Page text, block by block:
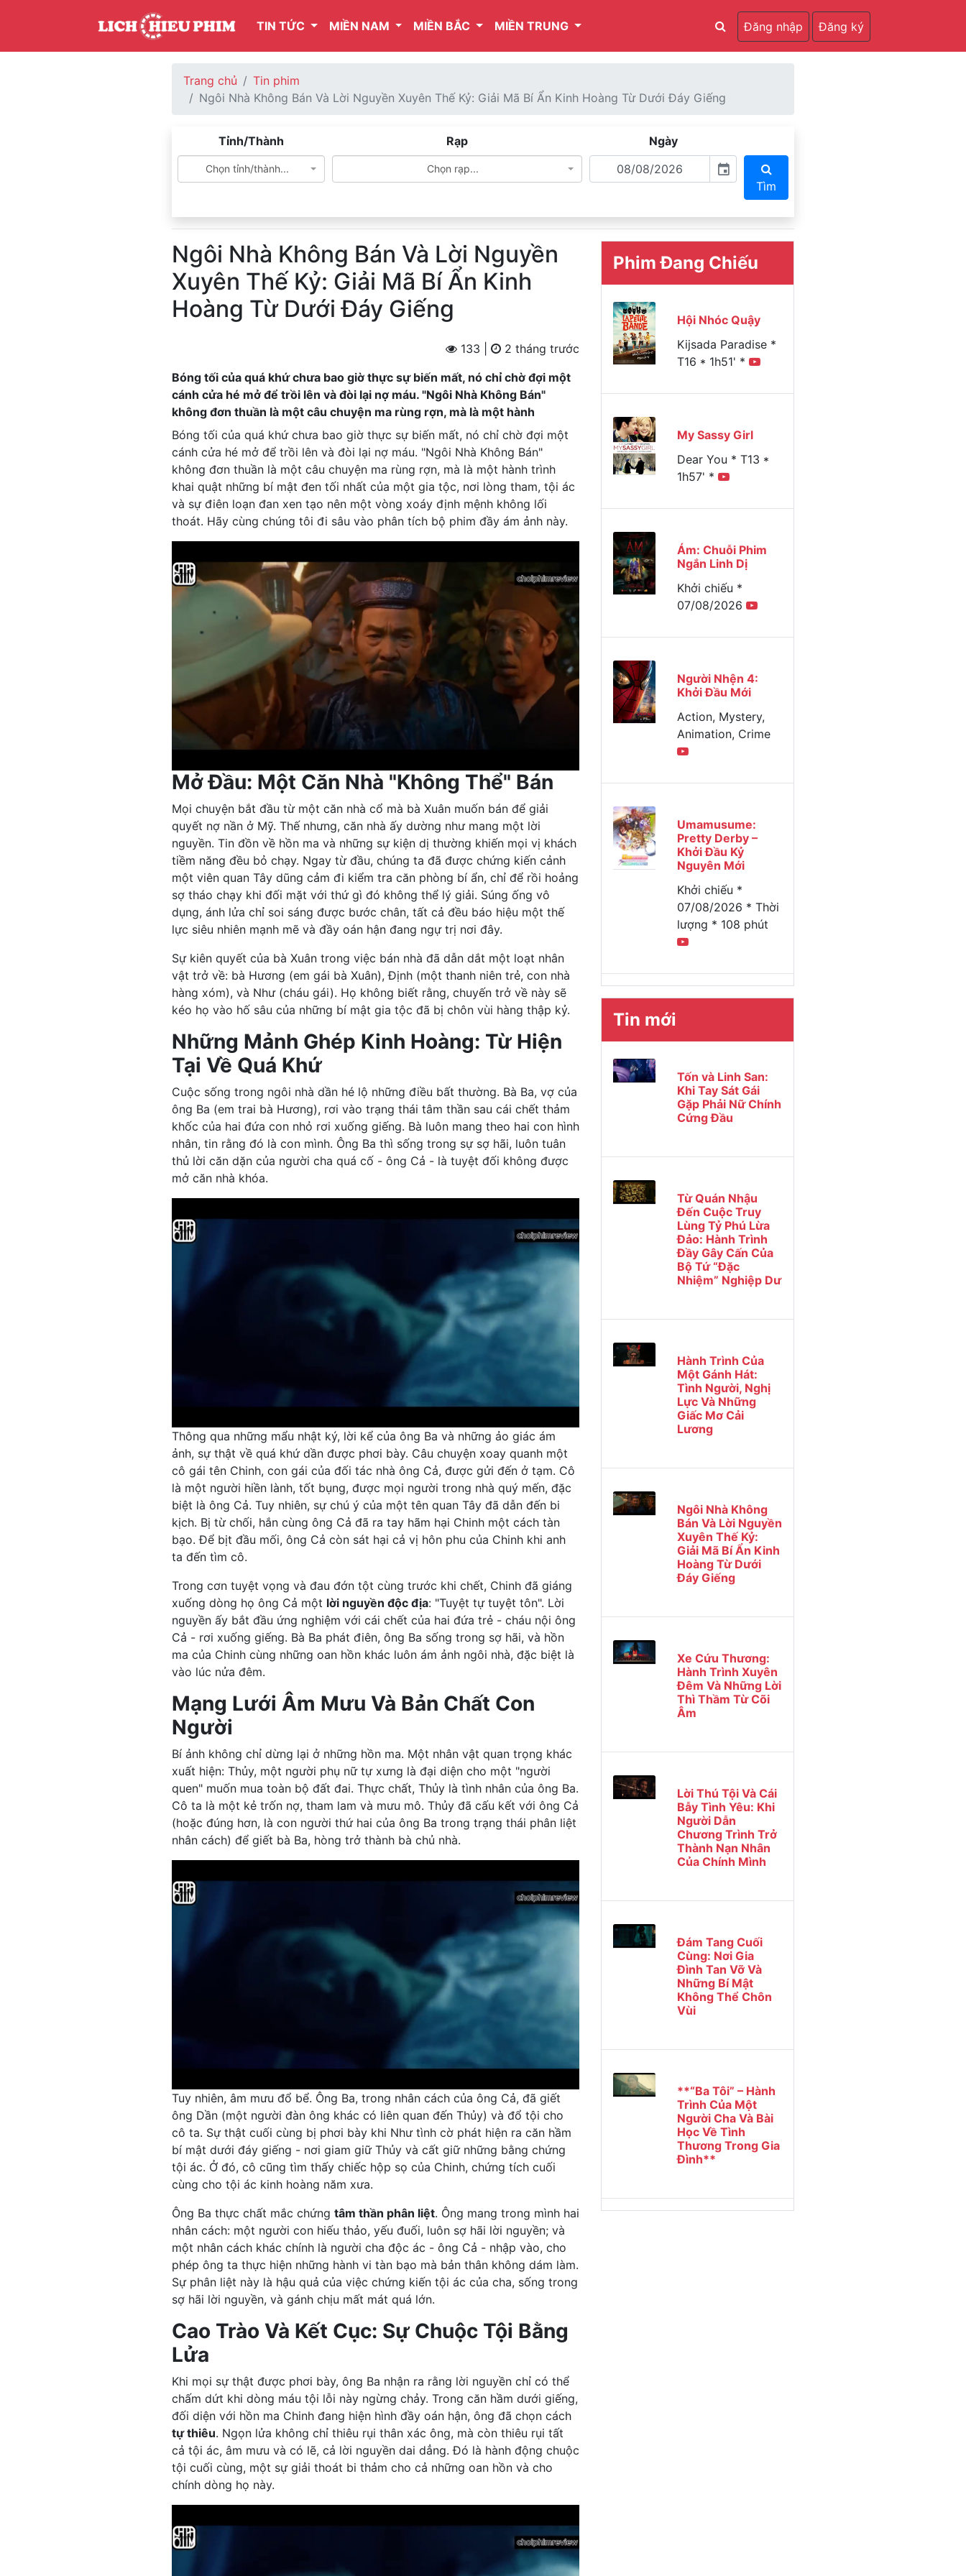
TIN TỨC MIỀN NAM MIỀN BẮC MIỀN TRUNG Đăng nhập Đăng ký
Trang chủ
Tin phim
Ngôi Nhà Không Bán Và Lời Nguyền Xuyên Thế Kỷ: Giải Mã Bí Ẩn Kinh Hoàng Từ Dưới Đáy Giếng
Tỉnh/Thành
Chọn tỉnh/thành...
Rạp
Chọn rạp...
Ngày
event
Tìm
Ngôi Nhà Không Bán Và Lời Nguyền
Xuyên Thế Kỷ: Giải Mã Bí Ẩn Kinh
Hoàng Từ Dưới Đáy Giếng
133 |
2 tháng trước
Bóng tối của quá khứ chưa bao giờ thực sự biến mất, nó chỉ chờ đợi một
cánh cửa hé mở để trồi lên và đòi lại nợ máu. "Ngôi Nhà Không Bán"
không đơn thuần là một câu chuyện ma rùng rợn, mà là một hành
Bóng tối của quá khứ chưa bao giờ thực sự biến mất, nó chỉ chờ đợi một
cánh cửa hé mở để trồi lên và đòi lại nợ máu. "Ngôi Nhà Không Bán"
không đơn thuần là một câu chuyện ma rùng rợn, mà là một hành trình
khai quật những bí mật đen tối nhất của một gia tộc, nơi lòng tham, tội ác
và sự điên loạn đan xen tạo nên một vòng xoáy định mệnh không lối
thoát. Hãy cùng chúng tôi đi sâu vào phân tích bộ phim đầy ám ảnh này.
Mở Đầu: Một Căn Nhà "Không Thể" Bán
Mọi chuyện bắt đầu từ một căn nhà cổ mà bà Xuân muốn bán để giải
quyết nợ nần ở Mỹ. Thế nhưng, căn nhà ấy dường như mang một lời
nguyền. Tin đồn về hồn ma và những sự kiện dị thường khiến mọi vị khách
tiềm năng đều bỏ chạy. Ngay từ đầu, chúng ta đã được chứng kiến cảnh
một viên quan Tây dũng cảm đi kiểm tra căn phòng bí ẩn, chỉ để rồi hoảng
sợ tháo chạy khi đối mặt với thứ gì đó không thể lý giải. Súng ống vô
dụng, ánh lửa chỉ soi sáng được bước chân, tất cả đều báo hiệu một thế
lực siêu nhiên mạnh mẽ và đầy oán hận đang ngự trị nơi đây.
Sự kiên quyết của bà Xuân trong việc bán nhà đã dẫn dắt một loạt nhân
vật trở về: bà Hương (em gái bà Xuân), Định (một thanh niên trẻ, con nhà
hàng xóm), và Như (cháu gái). Họ không biết rằng, chuyến trở về này sẽ
kéo họ vào hố sâu của những bí mật gia tộc đã bị chôn vùi hàng thập kỷ.
Những Mảnh Ghép Kinh Hoàng: Từ Hiện
Tại Về Quá Khứ
Cuộc sống trong ngôi nhà dần hé lộ những điều bất thường. Bà Ba, vợ của
ông Ba (em trai bà Hương), rơi vào trạng thái tâm thần sau cái chết thảm
khốc của hai đứa con nhỏ rơi xuống giếng. Bà luôn mang theo hai con hình
nhân, tin rằng đó là con mình. Ông Ba thì sống trong sự sợ hãi, luôn tuân
thủ lời căn dặn của người cha quá cố - ông Cả - là tuyệt đối không được
mở căn nhà khóa.
Thông qua những mẩu nhật ký, lời kể của ông Ba và những ảo giác ám
ảnh, sự thật về quá khứ dần được phơi bày. Câu chuyện xoay quanh một
cô gái tên Chinh, con gái của đối tác nhà ông Cả, được gửi đến ở tạm. Cô
là một người hiền lành, tốt bụng, được mọi người trong nhà quý mến, đặc
biệt là ông Cả. Tuy nhiên, sự chú ý của một tên quan Tây đã dẫn đến bi
kịch. Bị từ chối, hắn cùng ông Cả đã ra tay hãm hại Chinh một cách tàn
bạo. Để bịt đầu mối, ông Cả còn sát hại cả vị hôn phu của Chinh khi anh
ta đến tìm cô.
Trong cơn tuyệt vọng và đau đớn tột cùng trước khi chết, Chinh đã giáng
xuống dòng họ ông Cả một lời nguyền độc địa: "Tuyệt tự tuyệt tôn". Lời
nguyền ấy bắt đầu ứng nghiệm với cái chết của hai đứa trẻ - cháu nội ông
Cả - rơi xuống giếng. Bà Ba phát điên, ông Ba sống trong sợ hãi, và hồn
ma của Chinh cùng những oan hồn khác luôn ám ảnh ngôi nhà, đặc biệt là
vào lúc nửa đêm.
Mạng Lưới Âm Mưu Và Bản Chất Con
Người
Bí ảnh không chỉ dừng lại ở những hồn ma. Một nhân vật quan trọng khác
xuất hiện: Thủy, một người phụ nữ tự xưng là đại diện cho một "người
quen" muốn mua toàn bộ đất đai. Thực chất, Thủy là tình nhân của ông Ba.
Cô ta là một kẻ trốn nợ, tham lam và mưu mô. Thủy đã cấu kết với ông Cả
(hoặc đúng hơn, là con người thứ hai của ông Ba trong trạng thái phân liệt
nhân cách) để giết bà Ba, hòng trở thành bà chủ nhà.
Tuy nhiên, âm mưu đổ bể. Ông Ba, trong nhân cách của ông Cả, đã giết
ông Dần (một người đàn ông khác có liên quan đến Thủy) và đổ tội cho
cô ta. Sự thật cuối cùng bị phơi bày khi Như tình cờ phát hiện ra căn hầm
bí mật dưới đáy giếng - nơi giam giữ Thủy và cất giữ những bằng chứng
tội ác. Ở đó, cô cũng tìm thấy chiếc hộp sọ của Chinh, chứng tích cuối
cùng cho tội ác kinh hoàng năm xưa.
Ông Ba thực chất mắc chứng tâm thần phân liệt. Ông mang trong mình hai
nhân cách: một người con hiếu thảo, yếu đuối, luôn sợ hãi lời nguyền; và
một nhân cách khác chính là người cha độc ác - ông Cả - nhập vào, cho
phép ông ta thực hiện những hành vi tàn bạo mà bản thân không dám làm.
Sự phân liệt này là hậu quả của việc chứng kiến tội ác của cha, sống trong
sợ hãi lời nguyền, và gánh chịu mất mát quá lớn.
Cao Trào Và Kết Cục: Sự Chuộc Tội Bằng
Lửa
Khi mọi sự thật được phơi bày, ông Ba nhận ra rằng lời nguyền chỉ có thể
chấm dứt khi dòng máu tội lỗi này ngừng chảy. Trong căn hầm dưới giếng,
đối diện với hồn ma Chinh đang hiện hình đầy oán hận, ông đã chọn cách
tự thiêu. Ngọn lửa không chỉ thiêu rụi thân xác ông, mà còn thiêu rụi tất
cả tội ác, âm mưu và có lẽ, cả lời nguyền dai dẳng. Đó là hành động chuộc
tội cuối cùng, một sự giải thoát bi thảm cho cả những oan hồn và cho
chính dòng họ này.
Phim Đang Chiếu
Hội Nhóc Quậy
Kijsada Paradise *
T16 * 1h51' *
My Sassy Girl
Dear You * T13 *
1h57' *
Ám: Chuỗi Phim
Ngắn Linh Dị
Khởi chiếu *
07/08/2026
Người Nhện 4:
Khởi Đầu Mới
Action, Mystery,
Animation, Crime
Umamusume:
Pretty Derby –
Khởi Đầu Kỷ
Nguyên Mới
Khởi chiếu *
07/08/2026 * Thời
lượng * 108 phút
Tin mới
Tốn và Linh San:
Khi Tay Sát Gái
Gặp Phải Nữ Chính
Cứng Đầu
Từ Quán Nhậu
Đến Cuộc Truy
Lùng Tỷ Phú Lừa
Đảo: Hành Trình
Đầy Gây Cấn Của
Bộ Tứ “Đặc
Nhiệm” Nghiệp Dư
Hành Trình Của
Một Gánh Hát:
Tình Người, Nghị
Lực Và Những
Giấc Mơ Cải
Lương
Ngôi Nhà Không
Bán Và Lời Nguyền
Xuyên Thế Kỷ:
Giải Mã Bí Ẩn Kinh
Hoàng Từ Dưới
Đáy Giếng
Xe Cứu Thương:
Hành Trình Xuyên
Đêm Và Những Lời
Thì Thầm Từ Cõi
Âm
Lời Thú Tội Và Cái
Bẫy Tình Yêu: Khi
Người Dẫn
Chương Trình Trở
Thành Nạn Nhân
Của Chính Mình
Đám Tang Cuối
Cùng: Nơi Gia
Đình Tan Vỡ Và
Những Bí Mật
Không Thể Chôn
Vùi
**“Ba Tôi” – Hành
Trình Của Một
Người Cha Và Bài
Học Về Tình
Thương Trong Gia
Đình**